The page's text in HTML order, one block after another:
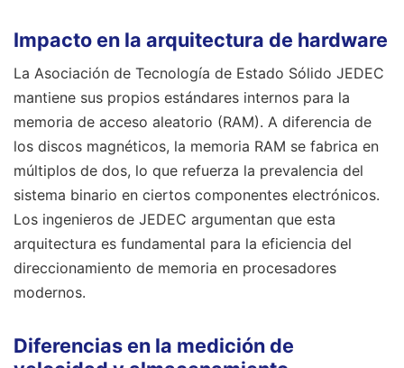
Impacto en la arquitectura de hardware
La Asociación de Tecnología de Estado Sólido JEDEC
mantiene sus propios estándares internos para la
memoria de acceso aleatorio (RAM). A diferencia de
los discos magnéticos, la memoria RAM se fabrica en
múltiplos de dos, lo que refuerza la prevalencia del
sistema binario en ciertos componentes electrónicos.
Los ingenieros de JEDEC argumentan que esta
arquitectura es fundamental para la eficiencia del
direccionamiento de memoria en procesadores
modernos.
Diferencias en la medición de